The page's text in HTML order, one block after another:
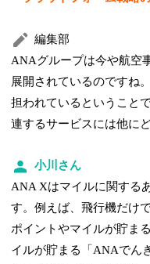
編集部
ANAグループは今や航空
展開されているのですね
担われているということ
連するサービスには他に
小川さん
ANA Xはマイルに関する
す。例えば、飛行機だけ
ポイントやマイルが貯ま
イルが貯まる「ANAでん